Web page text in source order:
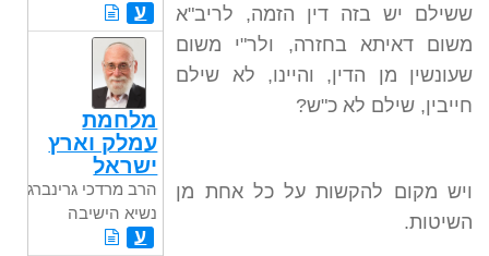
ששילם יש בזה דין הזמה, לריב"א
משום דאיתא בחזרה, ולר"י משום
שעונשין מן הדין, והיינו, לא שילם
חייבין, שילם לא כ"ש?
ויש מקום להקשות על כל אחת מן
השיטות.
ע
מלחמת
עמלק וארץ
ישראל
הרב מרדכי גרינברג
נשיא הישיבה
ע